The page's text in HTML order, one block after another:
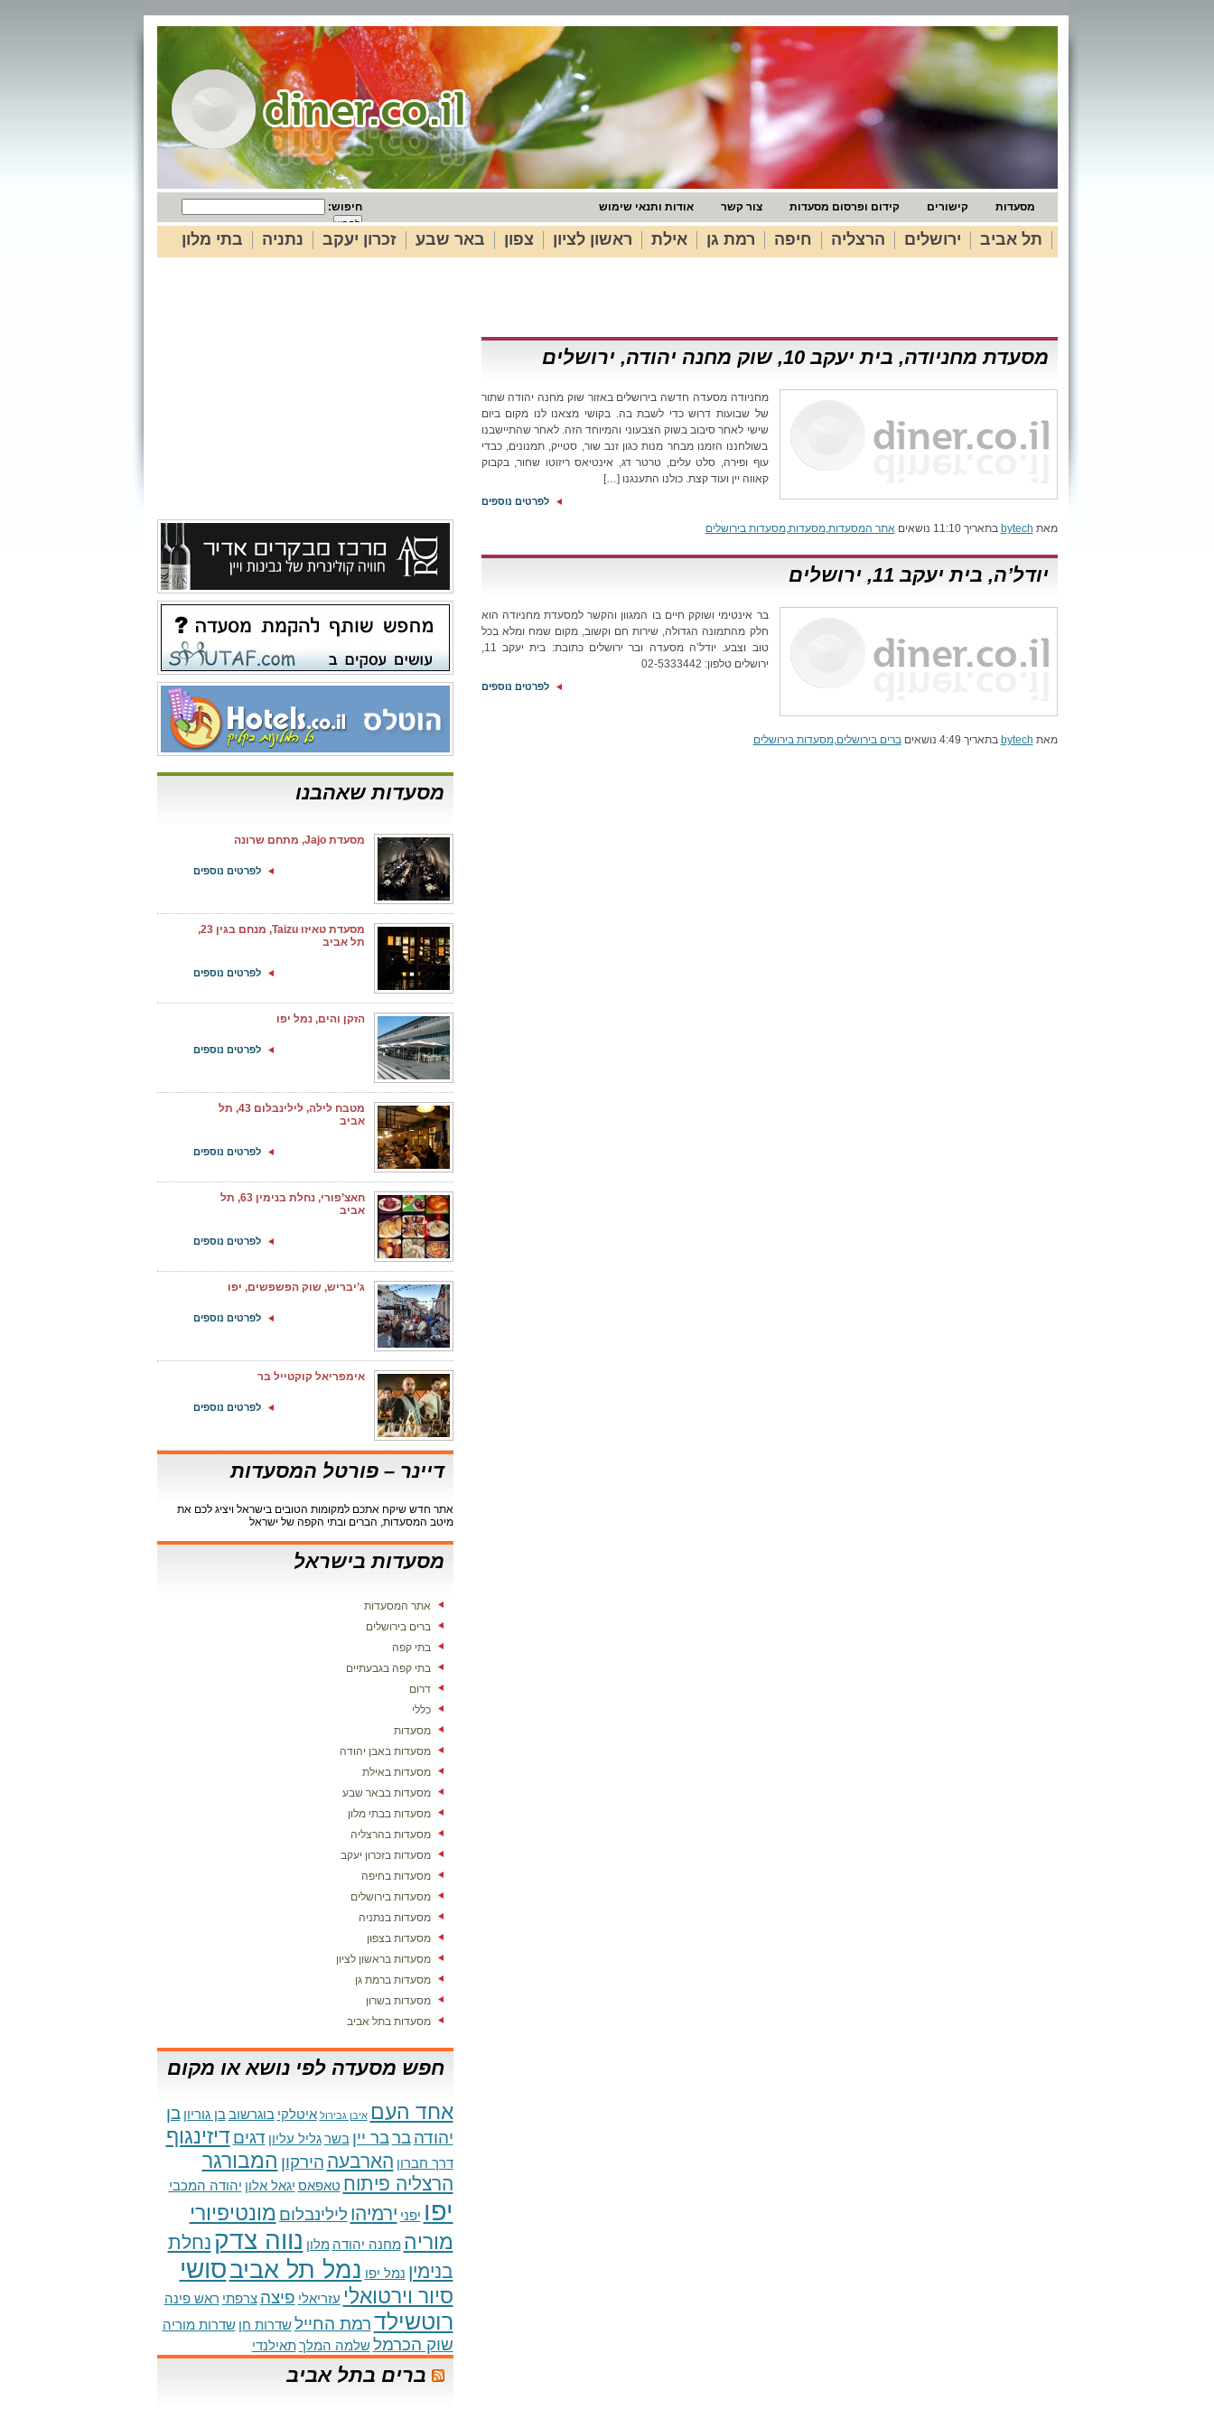
חיפוש: מסעדות קישורים קידום ופרסום מסעדות צור קשר אודות ותנאי שימוש
תל אביב ירושלים הרצליה חיפה רמת גן אילת ראשון לציון צפון באר שבע זכרון יעקב נתניה בתי מלון
מסעדת מחניודה, בית יעקב 10, שוק מחנה יהודה, ירושלים
מחניודה מסעדה חדשה בירושלים באזור שוק מחנה יהודה שתור
של שבועות דרוש כדי לשבת בה. בקושי מצאנו לנו מקום ביום
שישי לאחר סיבוב בשוק הצבעוני והמיוחד הזה. לאחר שהתיישבנו
בשולחננו הזמנו מבחר מנות כגון זנב שור, סטייק, תמנונים, כבדי
עוף ופירה, סלט עלים, טרטר דג, אינטיאס ריזוטו שחור, בקבוק
קאווה יין ועוד קצת. כולנו התענגנו […]
לפרטים נוספים
מאת bytech בתאריך 11:10 נושאים אתר המסעדות,מסעדות,מסעדות בירושלים
יודל’ה, בית יעקב 11, ירושלים
בר אינטימי ושוקק חיים בו המגוון והקשר למסעדת מחניודה הוא
חלק מהתמונה הגדולה, שירות חם וקשוב, מקום שמח ומלא בכל
טוב וצבע. יודל’ה מסעדה ובר ירושלים כתובת: בית יעקב 11,
ירושלים טלפון: 02-5333442
לפרטים נוספים
מאת bytech בתאריך 4:49 נושאים ברים בירושלים,מסעדות בירושלים
מסעדות שאהבנו
מסעדת Jajo, מתחם שרונה
לפרטים נוספים
מסעדת טאיזו Taizu, מנחם בגין 23,
תל אביב
לפרטים נוספים
הזקן והים, נמל יפו
לפרטים נוספים
מטבח לילה, לילינבלום 43, תל
אביב
לפרטים נוספים
חאצ’פורי, נחלת בנימין 63, תל
אביב
לפרטים נוספים
ג’יבריש, שוק הפשפשים, יפו
לפרטים נוספים
אימפריאל קוקטייל בר
לפרטים נוספים
דיינר – פורטל המסעדות
אתר חדש שיקח אתכם למקומות הטובים בישראל ויציג לכם את
מיטב המסעדות, הברים ובתי הקפה של ישראל
מסעדות בישראל
אתר המסעדות
ברים בירושלים
בתי קפה
בתי קפה בגבעתיים
דרום
כללי
מסעדות
מסעדות באבן יהודה
מסעדות באילת
מסעדות בבאר שבע
מסעדות בבתי מלון
מסעדות בהרצליה
מסעדות בזכרון יעקב
מסעדות בחיפה
מסעדות בירושלים
מסעדות בנתניה
מסעדות בצפון
מסעדות בראשון לציון
מסעדות ברמת גן
מסעדות בשרון
מסעדות בתל אביב
חפש מסעדה לפי נושא או מקום
אחד העם איבן גבירול איטלקי בוגרשוב בן גוריון בן
יהודה ברבר יין בשר גליל עליון דגים דיזינגוף
דרך חברון הארבעה הירקון המבורגר
הרצליה פיתוח טאפאס יגאל אלון יהודה המכבי
יפו יפני ירמיהו לילינבלום מונטיפיורי
מוריה מחנה יהודה מלון נווה צדק נחלת
בנימין נמל יפו נמל תל אביבסושי
סיור וירטואלי עזריאלי פיצה צרפתי ראש פינה
רוטשילדרמת החייל שדרות חן שדרות מוריה
שוק הכרמל שלמה המלך תאילנדי
ברים בתל אביב